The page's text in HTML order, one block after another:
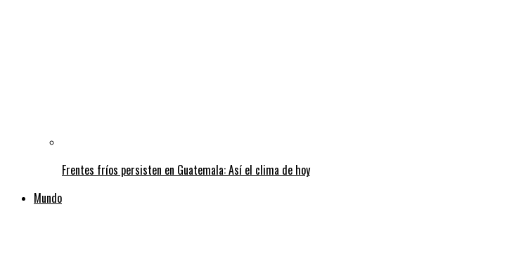
Frentes fríos persisten en Guatemala: Así el clima de hoy
Mundo